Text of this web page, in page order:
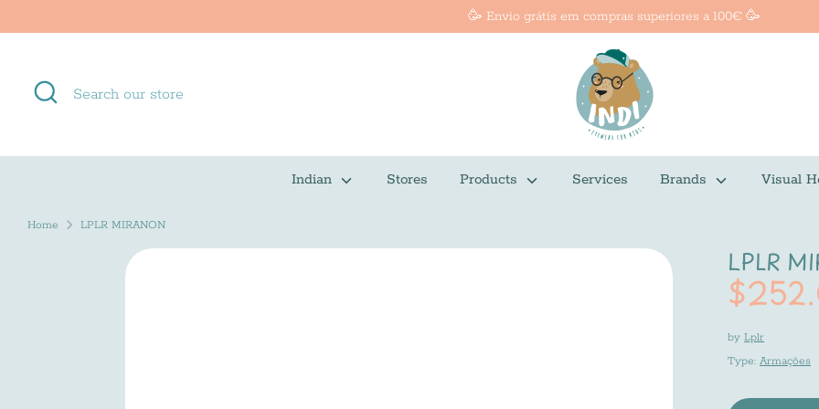
to
🥳 Envio grátis em compras superiores a 100€ 🥳
Search
Search
Indian Stores Products Services Brands Visual
Home LPLR MIRANON
LPLR
byLplr
Type:Armações